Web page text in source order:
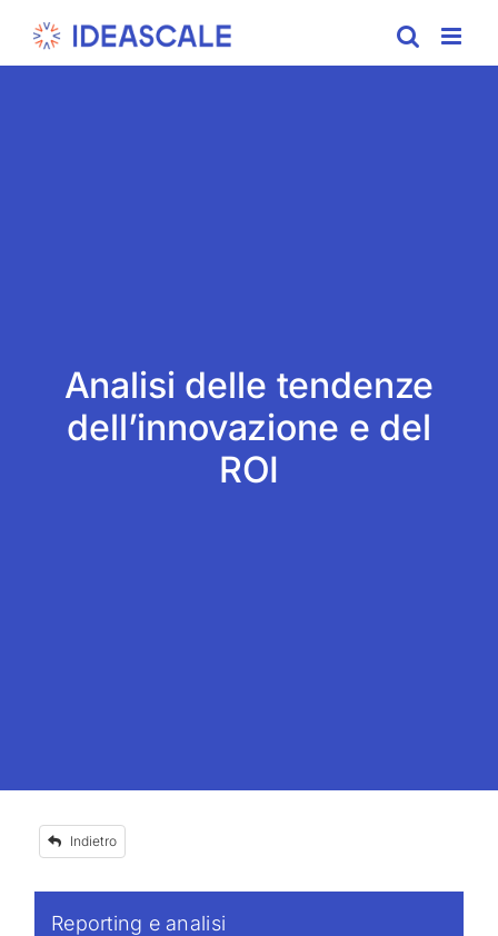
Analisi delle tendenze
dell’innovazione e del
ROI
Indietro
Reporting e analisi